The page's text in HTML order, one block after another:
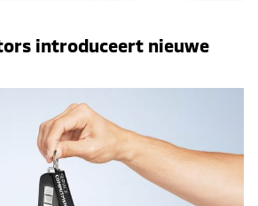
introduceert nieuwe